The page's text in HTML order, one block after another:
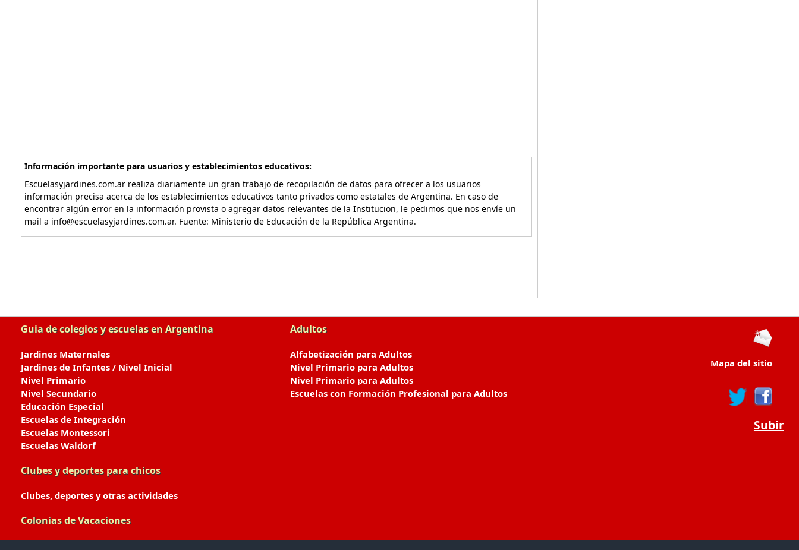
Información importante para usuarios y establecimientos educativos:
Escuelasyjardines.com.ar realiza diariamente un gran trabajo de recopilación de datos para ofrecer a los usuarios
información precisa acerca de los establecimientos educativos tanto privados como estatales de Argentina. En caso de
encontrar algún error en la información provista o agregar datos relevantes de la Institucion, le pedimos que nos envíe un
mail a info@escuelasyjardines.com.ar. Fuente: Ministerio de Educación de la República Argentina.
Guia de colegios y escuelas en Argentina
Jardines Maternales
Jardines de Infantes / Nivel Inicial
Nivel Primario
Nivel Secundario
Educación Especial
Escuelas de Integración
Escuelas Montessori
Escuelas Waldorf
Clubes y deportes para chicos
Clubes, deportes y otras actividades
Colonias de Vacaciones
Adultos
Alfabetización para Adultos
Nivel Primario para Adultos
Nivel Primario para Adultos
Escuelas con Formación Profesional para Adultos
Mapa del sitio
Subir